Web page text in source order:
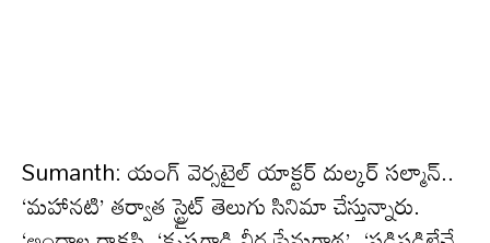
Sumanth: యంగ్ వెర్సటైల్ యాక్టర్‌ దుల్కర్ సల్మాన్..
‘మహానటి’ తర్వాత స్ట్రైట్ తెలుగు సినిమా చేస్తున్నారు.